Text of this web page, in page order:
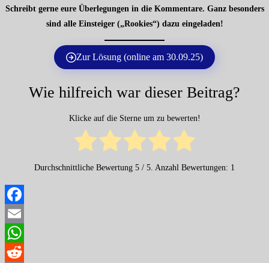
Schreibt gerne eure Überlegungen in die Kommentare. Ganz besonders
sind alle Einsteiger („Rookies“) dazu eingeladen!
Zur Lösung (online am 30.09.25)
Wie hilfreich war dieser Beitrag?
Klicke auf die Sterne um zu bewerten!
Durchschnittliche Bewertung 5 / 5. Anzahl Bewertungen: 1
Facebook
Email
WhatsApp